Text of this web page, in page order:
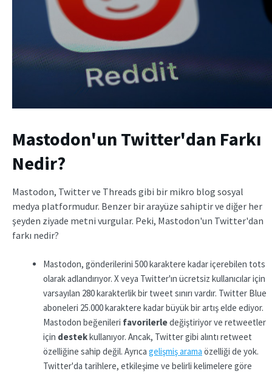
Mastodon'un Twitter'dan Farkı
Nedir?
Mastodon, Twitter ve Threads gibi bir mikro blog sosyal
medya platformudur. Benzer bir arayüze sahiptir ve diğer her
şeyden ziyade metni vurgular. Peki, Mastodon'un Twitter'dan
farkı nedir?
Mastodon, gönderilerini 500 karaktere kadar içerebilen tots
olarak adlandırıyor. X veya Twitter'ın ücretsiz kullanıcılar için
varsayılan 280 karakterlik bir tweet sınırı vardır. Twitter Blue
aboneleri 25.000 karaktere kadar büyük bir artış elde ediyor.
Mastodon beğenileri favorilerledeğiştiriyor ve retweetler
için destekkullanıyor. Ancak, Twitter gibi alıntı retweet
özelliğine sahip değil. Ayrıca gelişmiş arama özelliği de yok.
Twitter'da tarihlere, etkileşime ve belirli kelimelere göre